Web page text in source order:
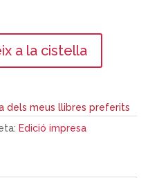
a la cistella
dels meus llibres preferits
Edició impresa